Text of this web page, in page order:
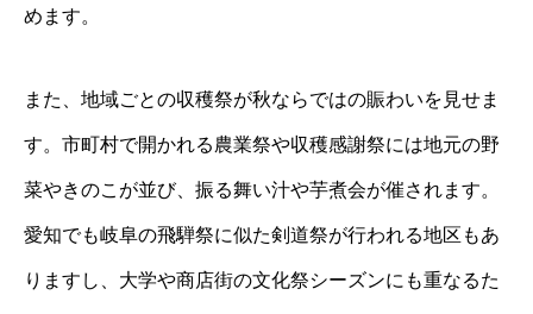
めます。
また、地域ごとの収穫祭が秋ならではの賑わいを見せま
す。市町村で開かれる農業祭や収穫感謝祭には地元の野
菜やきのこが並び、振る舞い汁や芋煮会が催されます。
愛知でも岐阜の飛騨祭に似た剣道祭が行われる地区もあ
りますし、大学や商店街の文化祭シーズンにも重なるた